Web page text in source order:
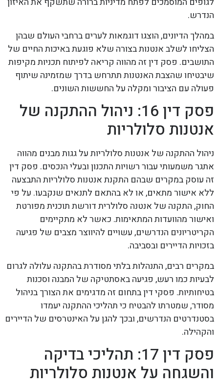
הנדרש.
במהלך הדיונים, הוצגו דוגמאות לערים ברחבי העולם שבהן
הצליחו לשלב אנטנות בצורה שלא פוגעת באיכות החיים של
התושבים. פסק דין זה מהווה קריאה לפיתוח תכניות מקיפות
שיבטיחו שהצבת האנטנות תתרחש בדרך שמזמינה שיתוף
פעולה עם הציבור ומקלה על החששות השונים.
פסק דין 16: ניהול ההתקנה של
אנטנות סלולריות
ניהול ההתקנה של אנטנות סלולריות על גגות מבנים מהווה
אתגר משמעותי עבור רשויות התכנון ובעלי הנכסים. פסק דין
זה עוסק במקרים שבהם התקנת אנטנות סלולריות התבצעה
ללא אישור מתאים, או לא בהתאם לתנאים שנקבעו. על פי
החוק, התקנה של אנטנה סלולרית דורשת תוכנית מפורטת
ואישור מהוועדות המתאימות. כאשר לא מתקיימים
הקריטריונים הנדרשים, עשויים להיווצר מצבים של פגיעה
בזכויות הדיירים ובסביבה.
במקרים רבים, התנהלות בלתי מסודרת בהתקנה עלולה לגרום
לבעיות כמו רעש, פגיעה באסתטיקה של המבנה וסכנות
בטיחותיות. פסקי דין בתחום זה מדגימים את הצורך בניהול
מסודר, שמטרתו להבטיח כי תהליכי ההתקנה יעמדו
בסטנדרטים הנדרשים, ובכך להגן על האינטרסים של הדיירים
והקהילה.
פסק דין 17: תהליכי בדיקה
והשגחה על אנטנות סלולריות